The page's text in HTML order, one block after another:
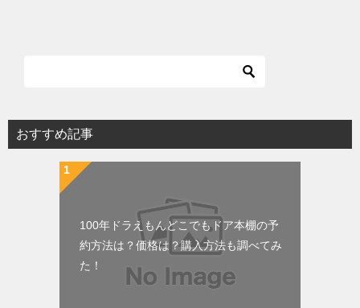
おすすめ記事
100年ドラえもんどこでもドア本棚の予
約方法は？価格は？購入方法も調べてみ
た！